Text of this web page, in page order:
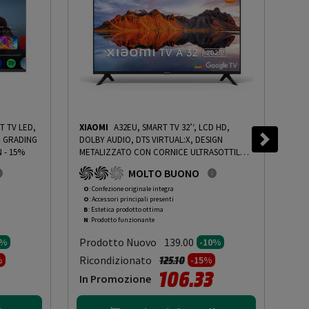
TV LED,
- 15%
da
XIAOMI A32EU, SMART TV 32’‘, LCD HD,
DOLBY AUDIO, DTS VIRTUAL:X, DESIGN
METALIZZATO CON CORNICE ULTRASOTTILE -
PRMG GRADING OOBN - 10%
OOBN - 10% MOLTO BUONO
O: Confezione originale integra
O: Accessori principali presenti
B: Estetica prodotto ottima
N: Prodotto funzionante
Prodotto Nuovo 139.00 -10%
Ricondizionato Prezzo ridotto da
125.10a-15%
In Promozione 106.33